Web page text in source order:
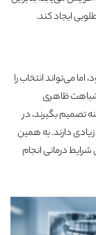
ایجاد کند.
می‌تواند انتخاب را
شباهت ظاهری
تصمیم بگیرند، در
دارند. به همین
درمانی انجام